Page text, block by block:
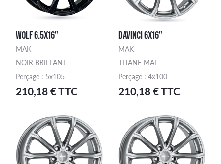
WOLF 6.5X16"
MAK
NOIR BRILLANT
Perçage : 5x105
210,18 € TTC
DAVINCI 6X16"
MAK
TITANE MAT
Perçage : 4x100
210,18 € TTC